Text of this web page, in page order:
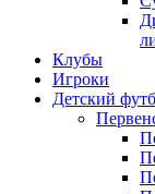
Клубы
Игроки
Детский